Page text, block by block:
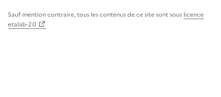
Sauf mention contraire, tous les contenus de ce site sont sous licence
etalab-2.0